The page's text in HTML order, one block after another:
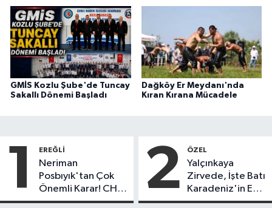
GMİS Kozlu Şube'de Tuncay
Sakallı Dönemi Başladı
Dağköy Er Meydanı'nda
Kıran Kırana Mücadele
1 EREĞLI
Neriman
Posbıyık'tan Çok
Önemli Karar! CHP
mi Yeni Parti mi?
2 ÖZEL
Yalçınkaya
Zirvede, İşte Batı
Karadeniz'in En
Başarılı Belediye